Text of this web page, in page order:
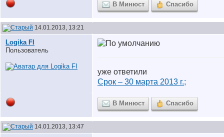
В Минюст Спасибо
14.01.2013, 13:21
Logika FI
Пользователь
уже ответили
Срок – 30 марта 2013 г.;
В Минюст Спасибо
14.01.2013, 13:47